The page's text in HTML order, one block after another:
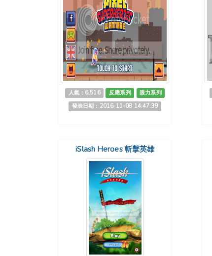
人氣：6,516 反應系列
眼力系列
發表日期：2016-11-08 14:47:39
iSlash Heroes 斬擊英雄